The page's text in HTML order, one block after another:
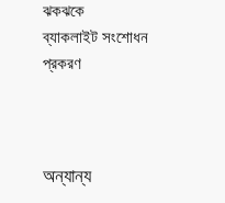
ঝকঝকে
ব্যাকলাইট সংশোধন
প্রকরণ
অন্যান্য